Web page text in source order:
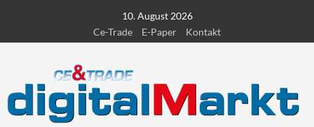
content
10. August 2026
Ce-Trade
E-Paper Kontakt